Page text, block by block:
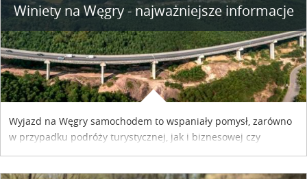
Winiety na Węgry - najważniejsze informacje
Wyjazd na Węgry samochodem to wspaniały pomysł, zarówno
w przypadku podróży turystycznej, jak i biznesowej czy
służbowej. Pamiętać tylko trzeba o wykupieniu winiety, co